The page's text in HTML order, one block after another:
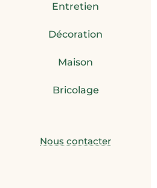
Entretien
Décoration
Maison
Bricolage
Nous contacter